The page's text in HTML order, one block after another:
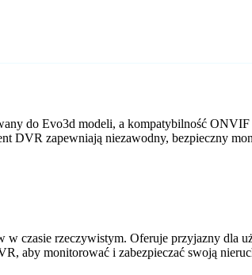
do Evo3d modeli, a kompatybilność ONVIF
DVR zapewniają niezawodny, bezpieczny
czasie rzeczywistym. Oferuje przyjazny dla
aby monitorować i zabezpieczać swoją